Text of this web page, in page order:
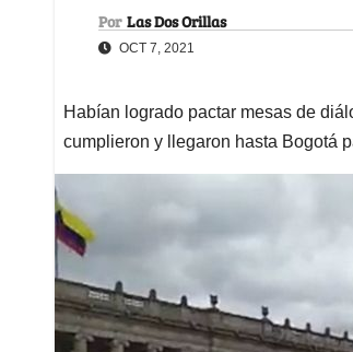
Por Las Dos Orillas
OCT 7, 2021
Habían logrado pactar mesas de
cumplieron y llegaron hasta Bogotá